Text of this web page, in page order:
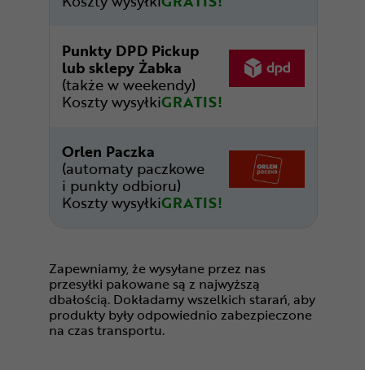
Punkty DPD Pickup
lub sklepy Żabka
(także w weekendy)
Koszty wysyłkiGRATIS!
Orlen Paczka
(automaty paczkowe
i punkty odbioru)
Koszty wysyłkiGRATIS!
Zapewniamy, że wysyłane przez nas
przesyłki pakowane są z najwyższą
dbałością. Dokładamy wszelkich starań, aby
produkty były odpowiednio zabezpieczone
na czas transportu.